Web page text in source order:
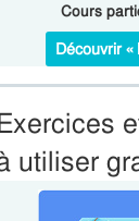
Cours
Découvrir «
utiliser